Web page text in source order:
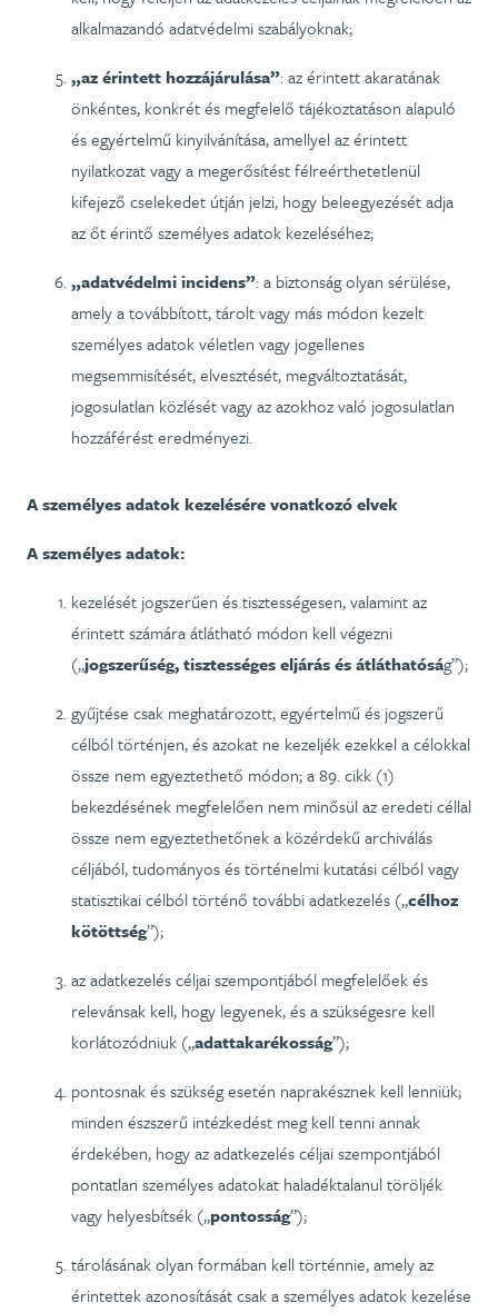
alkalmazandó adatvédelmi szabályoknak;
„az érintett hozzájárulása”: az érintett akaratának
önkéntes, konkrét és megfelelő tájékoztatáson alapuló
és egyértelmű kinyilvánítása, amellyel az érintett
nyilatkozat vagy a megerősítést félreérthetetlenül
kifejező cselekedet útján jelzi, hogy beleegyezését adja
az őt érintő személyes adatok kezeléséhez;
„adatvédelmi incidens”: a biztonság olyan sérülése,
amely a továbbított, tárolt vagy más módon kezelt
személyes adatok véletlen vagy jogellenes
megsemmisítését, elvesztését, megváltoztatását,
jogosulatlan közlését vagy az azokhoz való jogosulatlan
hozzáférést eredményezi.
A személyes adatok kezelésére vonatkozó elvek
A személyes adatok:
kezelését jogszerűen és tisztességesen, valamint az
érintett számára átlátható módon kell végezni
(„jogszerűség, tisztességes eljárás és átláthatóság”);
gyűjtése csak meghatározott, egyértelmű és jogszerű
célból történjen, és azokat ne kezeljék ezekkel a célokkal
össze nem egyeztethető módon; a 89. cikk (1)
bekezdésének megfelelően nem minősül az eredeti céllal
össze nem egyeztethetőnek a közérdekű archiválás
céljából, tudományos és történelmi kutatási célból vagy
statisztikai célból történő további adatkezelés („célhoz
kötöttség”);
az adatkezelés céljai szempontjából megfelelőek és
relevánsak kell, hogy legyenek, és a szükségesre kell
korlátozódniuk („adattakarékosság”);
pontosnak és szükség esetén naprakésznek kell lenniük;
minden észszerű intézkedést meg kell tenni annak
érdekében, hogy az adatkezelés céljai szempontjából
pontatlan személyes adatokat haladéktalanul töröljék
vagy helyesbítsék („pontosság”);
tárolásának olyan formában kell történnie, amely az
érintettek azonosítását csak a személyes adatok kezelése